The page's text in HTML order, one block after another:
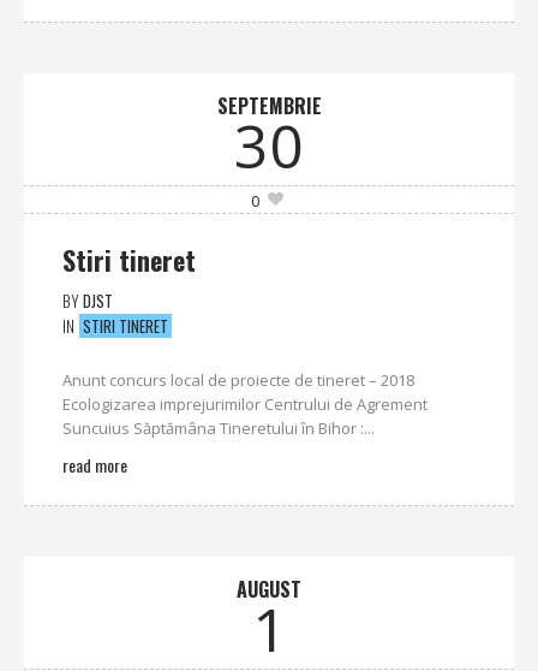
SEPTEMBRIE
30
0
Stiri tineret
BYDJST
IN STIRI TINERET
Anunt concurs local de proiecte de tineret – 2018
Ecologizarea imprejurimilor Centrului de Agrement
Suncuius Săptămâna Tineretului în Bihor :...
read more
AUGUST
1